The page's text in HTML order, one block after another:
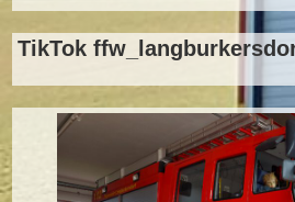
TikTok